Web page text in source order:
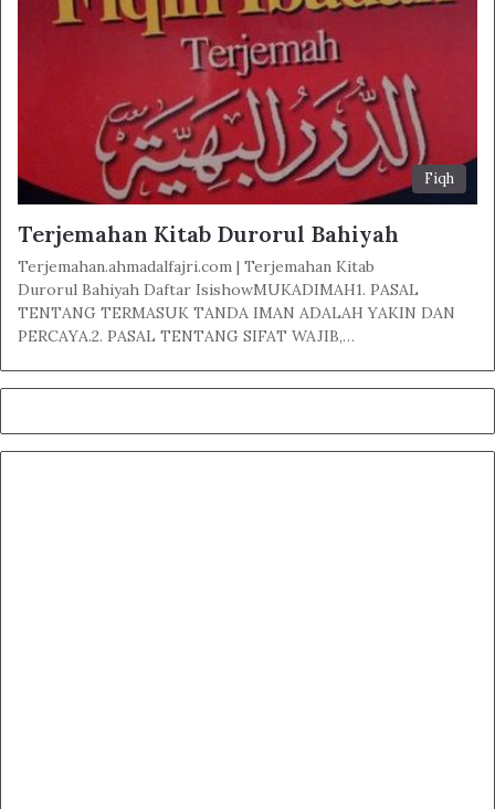
Fiqh
Terjemahan Kitab Durorul Bahiyah
Terjemahan.ahmadalfajri.com | Terjemahan Kitab
Durorul Bahiyah Daftar IsishowMUKADIMAH1. PASAL
TENTANG TERMASUK TANDA IMAN ADALAH YAKIN DAN
PERCAYA.2. PASAL TENTANG SIFAT WAJIB,…